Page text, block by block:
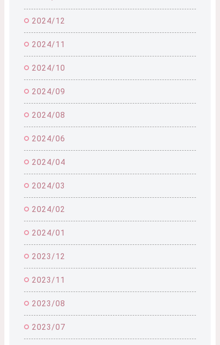
2024/12
2024/11
2024/10
2024/09
2024/08
2024/06
2024/04
2024/03
2024/02
2024/01
2023/12
2023/11
2023/08
2023/07